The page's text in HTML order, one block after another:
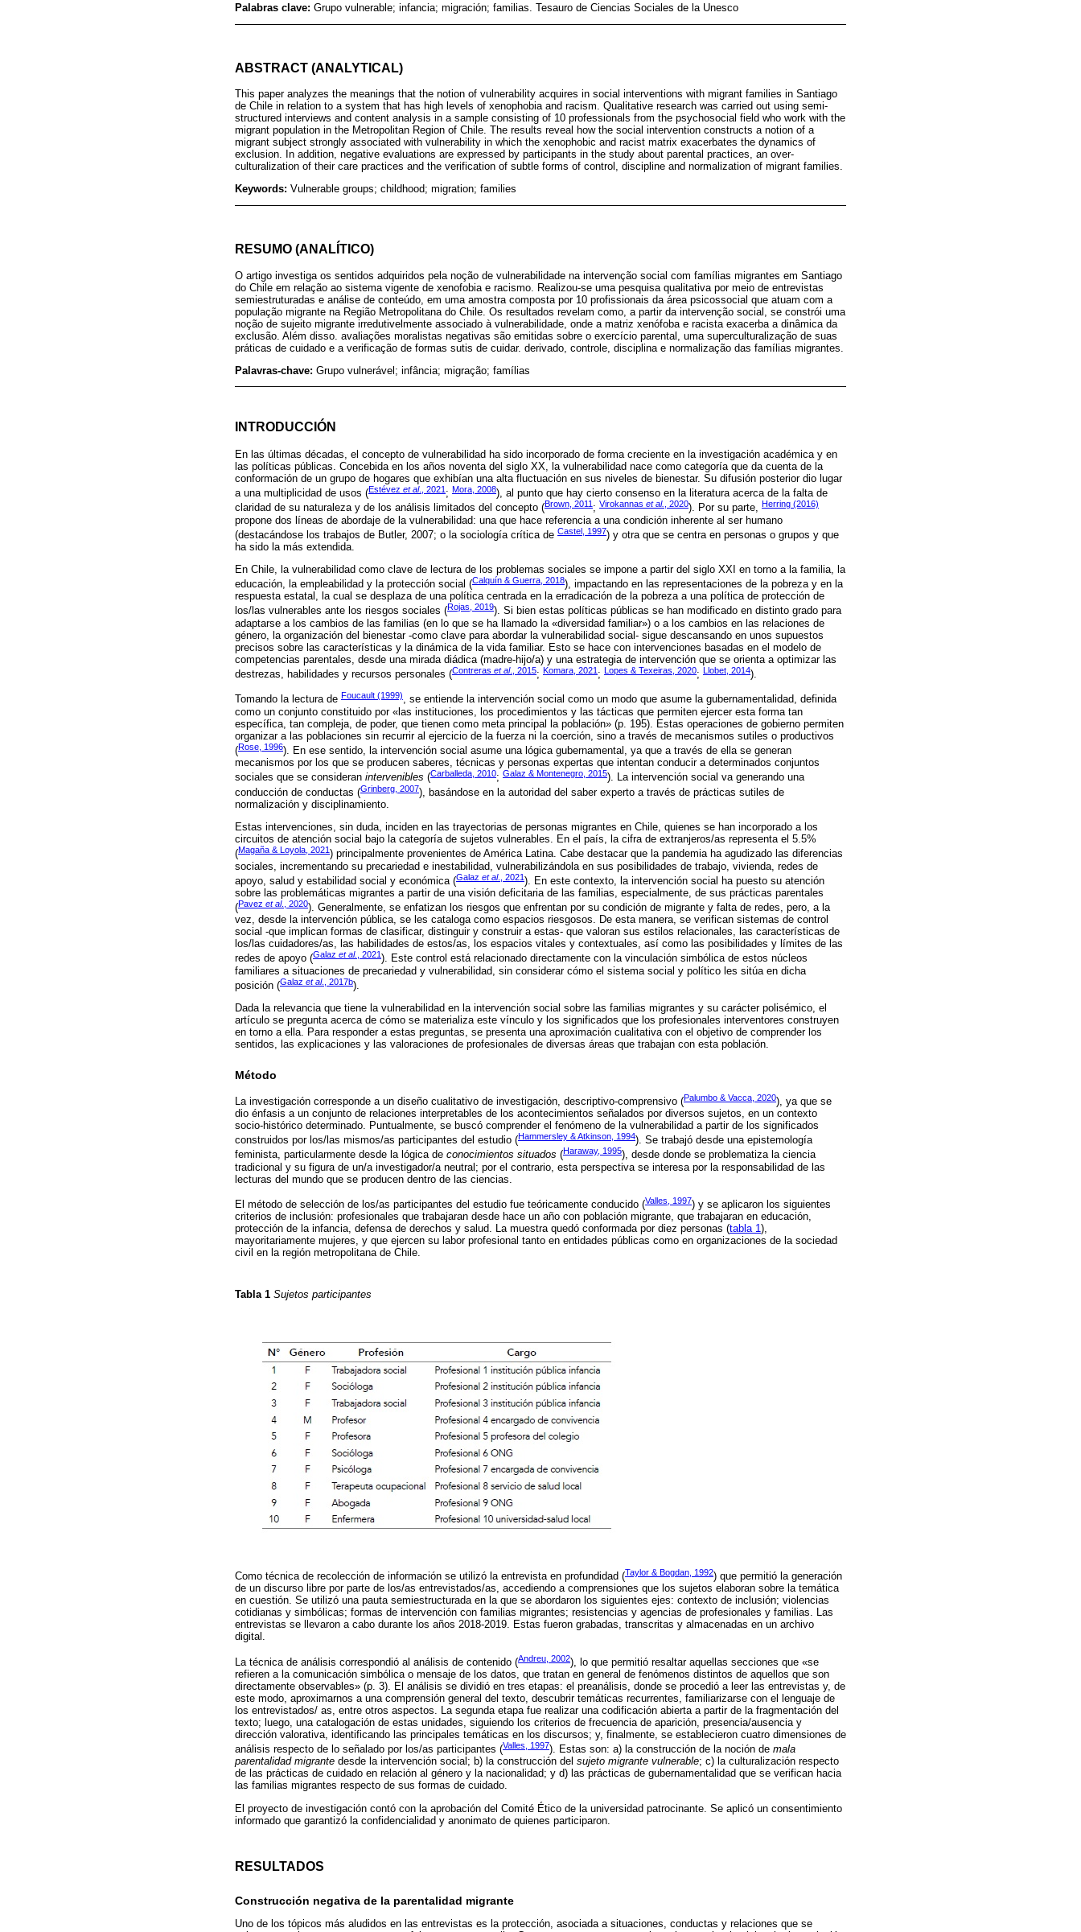
Palabras clave: Grupo vulnerable; infancia; migración; familias. Tesauro de Ciencias Sociales de la Unesco
ABSTRACT (ANALYTICAL)
This paper analyzes the meanings that the notion of vulnerability acquires in social interventions with migrant families in Santiago
de Chile in relation to a system that has high levels of xenophobia and racism. Qualitative research was carried out using semi-
structured interviews and content analysis in a sample consisting of 10 professionals from the psychosocial field who work with the
migrant population in the Metropolitan Region of Chile. The results reveal how the social intervention constructs a notion of a
migrant subject strongly associated with vulnerability in which the xenophobic and racist matrix exacerbates the dynamics of
exclusion. In addition, negative evaluations are expressed by participants in the study about parental practices, an over-
culturalization of their care practices and the verification of subtle forms of control, discipline and normalization of migrant families.
Keywords: Vulnerable groups; childhood; migration; families
RESUMO (ANALÍTICO)
O artigo investiga os sentidos adquiridos pela noção de vulnerabilidade na intervenção social com famílias migrantes em Santiago
do Chile em relação ao sistema vigente de xenofobia e racismo. Realizou-se uma pesquisa qualitativa por meio de entrevistas
semiestruturadas e análise de conteúdo, em uma amostra composta por 10 profissionais da área psicossocial que atuam com a
população migrante na Região Metropolitana do Chile. Os resultados revelam como, a partir da intervenção social, se constrói uma
noção de sujeito migrante irredutivelmente associado à vulnerabilidade, onde a matriz xenófoba e racista exacerba a dinâmica da
exclusão. Além disso. avaliações moralistas negativas são emitidas sobre o exercício parental, uma superculturalização de suas
práticas de cuidado e a verificação de formas sutis de cuidar. derivado, controle, disciplina e normalização das famílias migrantes.
Palavras-chave: Grupo vulnerável; infância; migração; famílias
INTRODUCCIÓN
En las últimas décadas, el concepto de vulnerabilidad ha sido incorporado de forma creciente en la investigación académica y en
las políticas públicas. Concebida en los años noventa del siglo XX, la vulnerabilidad nace como categoría que da cuenta de la
conformación de un grupo de hogares que exhibían una alta fluctuación en sus niveles de bienestar. Su difusión posterior dio lugar
a una multiplicidad de usos (Estévez et al., 2021 ; Mora, 2008), al punto que hay cierto consenso en la literatura acerca de la falta de
claridad de su naturaleza y de los análisis limitados del concepto (Brown, 2011 ; Virokannas et al. , 2020). Por su parte, Herring (2016)
propone dos líneas de abordaje de la vulnerabilidad: una que hace referencia a una condición inherente al ser humano
(destacándose los trabajos de Butler, 2007; o la sociología crítica de Castel, 1997) y otra que se centra en personas o grupos y que
ha sido la más extendida.
En Chile, la vulnerabilidad como clave de lectura de los problemas sociales se impone a partir del siglo XXI en torno a la familia, la
educación, la empleabilidad y la protección social (Calquín & Guerra, 2018), impactando en las representaciones de la pobreza y en la
respuesta estatal, la cual se desplaza de una política centrada en la erradicación de la pobreza a una política de protección de
los/las vulnerables ante los riesgos sociales (Rojas, 2019). Si bien estas políticas públicas se han modificado en distinto grado para
adaptarse a los cambios de las familias (en lo que se ha llamado la «diversidad familiar») o a los cambios en las relaciones de
género, la organización del bienestar -como clave para abordar la vulnerabilidad social- sigue descansando en unos supuestos
precisos sobre las características y la dinámica de la vida familiar. Esto se hace con intervenciones basadas en el modelo de
competencias parentales, desde una mirada diádica (madre-hijo/a) y una estrategia de intervención que se orienta a optimizar las
destrezas, habilidades y recursos personales (Contreras et al., 2015; Komara, 2021 ; Lopes & Texeiras, 2020; Llobet, 2014).
Tomando la lectura de Foucault (1999), se entiende la intervención social como un modo que asume la gubernamentalidad, definida
como un conjunto constituido por «las instituciones, los procedimientos y las tácticas que permiten ejercer esta forma tan
específica, tan compleja, de poder, que tienen como meta principal la población» (p. 195). Estas operaciones de gobierno permiten
organizar a las poblaciones sin recurrir al ejercicio de la fuerza ni la coerción, sino a través de mecanismos sutiles o productivos
(Rose, 1996). En ese sentido, la intervención social asume una lógica gubernamental, ya que a través de ella se generan
mecanismos por los que se producen saberes, técnicas y personas expertas que intentan conducir a determinados conjuntos
sociales que se consideran intervenibles (Carballeda, 2010; Galaz & Montenegro, 2015). La intervención social va generando una
conducción de conductas (Grinberg, 2007), basándose en la autoridad del saber experto a través de prácticas sutiles de
normalización y disciplinamiento.
Estas intervenciones, sin duda, inciden en las trayectorias de personas migrantes en Chile, quienes se han incorporado a los
circuitos de atención social bajo la categoría de sujetos vulnerables. En el país, la cifra de extranjeros/as representa el 5.5%
(Magaña & Loyola, 2021 ) principalmente provenientes de América Latina. Cabe destacar que la pandemia ha agudizado las diferencias
sociales, incrementando su precariedad e inestabilidad, vulnerabilizándola en sus posibilidades de trabajo, vivienda, redes de
apoyo, salud y estabilidad social y económica (Galaz et al., 2021). En este contexto, la intervención social ha puesto su atención
sobre las problemáticas migrantes a partir de una visión deficitaria de las familias, especialmente, de sus prácticas parentales
(Pavez et al., 2020). Generalmente, se enfatizan los riesgos que enfrentan por su condición de migrante y falta de redes, pero, a la
vez, desde la intervención pública, se les cataloga como espacios riesgosos. De esta manera, se verifican sistemas de control
social -que implican formas de clasificar, distinguir y construir a estas- que valoran sus estilos relacionales, las características de
los/las cuidadores/as, las habilidades de estos/as, los espacios vitales y contextuales, así como las posibilidades y límites de las
redes de apoyo (Galaz et al. , 2021 ). Este control está relacionado directamente con la vinculación simbólica de estos núcleos
familiares a situaciones de precariedad y vulnerabilidad, sin considerar cómo el sistema social y político les sitúa en dicha
posición (Galaz et al., 2017b).
Dada la relevancia que tiene la vulnerabilidad en la intervención social sobre las familias migrantes y su carácter polisémico, el
artículo se pregunta acerca de cómo se materializa este vínculo y los significados que los profesionales interventores construyen
en torno a ella. Para responder a estas preguntas, se presenta una aproximación cualitativa con el objetivo de comprender los
sentidos, las explicaciones y las valoraciones de profesionales de diversas áreas que trabajan con esta población.
Método
La investigación corresponde a un diseño cualitativo de investigación, descriptivo-comprensivo (Palumbo & Vacca, 2020), ya que se
dio énfasis a un conjunto de relaciones interpretables de los acontecimientos señalados por diversos sujetos, en un contexto
socio-histórico determinado. Puntualmente, se buscó comprender el fenómeno de la vulnerabilidad a partir de los significados
construidos por los/las mismos/as participantes del estudio (Hammersley & Atkinson, 1994). Se trabajó desde una epistemología
feminista, particularmente desde la lógica de conocimientos situados (Haraway, 1995), desde donde se problematiza la ciencia
tradicional y su figura de un/a investigador/a neutral; por el contrario, esta perspectiva se interesa por la responsabilidad de las
lecturas del mundo que se producen dentro de las ciencias.
El método de selección de los/as participantes del estudio fue teóricamente conducido (Valles, 1997) y se aplicaron los siguientes
criterios de inclusión: profesionales que trabajaran desde hace un año con población migrante, que trabajaran en educación,
protección de la infancia, defensa de derechos y salud. La muestra quedó conformada por diez personas (tabla 1),
mayoritariamente mujeres, y que ejercen su labor profesional tanto en entidades públicas como en organizaciones de la sociedad
civil en la región metropolitana de Chile.
Tabla 1 Sujetos participantes
Como técnica de recolección de información se utilizó la entrevista en profundidad (Taylor & Bogdan, 1992) que permitió la generación
de un discurso libre por parte de los/as entrevistados/as, accediendo a comprensiones que los sujetos elaboran sobre la temática
en cuestión. Se utilizó una pauta semiestructurada en la que se abordaron los siguientes ejes: contexto de inclusión; violencias
cotidianas y simbólicas; formas de intervención con familias migrantes; resistencias y agencias de profesionales y familias. Las
entrevistas se llevaron a cabo durante los años 2018-2019. Estas fueron grabadas, transcritas y almacenadas en un archivo
digital.
La técnica de análisis correspondió al análisis de contenido (Andreu, 2002), lo que permitió resaltar aquellas secciones que «se
refieren a la comunicación simbólica o mensaje de los datos, que tratan en general de fenómenos distintos de aquellos que son
directamente observables» (p. 3). El análisis se dividió en tres etapas: el preanálisis, donde se procedió a leer las entrevistas y, de
este modo, aproximarnos a una comprensión general del texto, descubrir temáticas recurrentes, familiarizarse con el lenguaje de
los entrevistados/ as, entre otros aspectos. La segunda etapa fue realizar una codificación abierta a partir de la fragmentación del
texto; luego, una catalogación de estas unidades, siguiendo los criterios de frecuencia de aparición, presencia/ausencia y
dirección valorativa, identificando las principales temáticas en los discursos; y, finalmente, se establecieron cuatro dimensiones de
análisis respecto de lo señalado por los/as participantes (Valles, 1997). Estas son: a) la construcción de la noción de mala
parentalidad migrante desde la intervención social; b) la construcción del sujeto migrante vulnerable; c) la culturalización respecto
de las prácticas de cuidado en relación al género y la nacionalidad; y d) las prácticas de gubernamentalidad que se verifican hacia
las familias migrantes respecto de sus formas de cuidado.
El proyecto de investigación contó con la aprobación del Comité Ético de la universidad patrocinante. Se aplicó un consentimiento
informado que garantizó la confidencialidad y anonimato de quienes participaron.
RESULTADOS
Construcción negativa de la parentalidad migrante
Uno de los tópicos más aludidos en las entrevistas es la protección, asociada a situaciones, conductas y relaciones que se